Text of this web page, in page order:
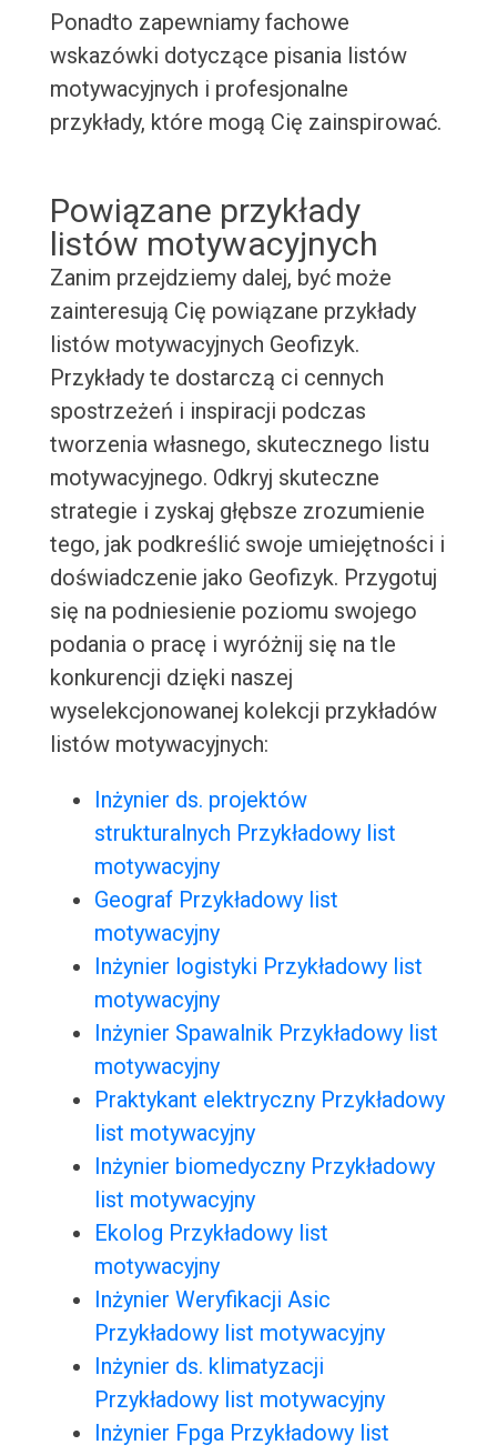
Ponadto zapewniamy fachowe
wskazówki dotyczące pisania listów
motywacyjnych i profesjonalne
przykłady, które mogą Cię zainspirować.
Powiązane przykłady
listów motywacyjnych
Zanim przejdziemy dalej, być może
zainteresują Cię powiązane przykłady
listów motywacyjnych Geofizyk.
Przykłady te dostarczą ci cennych
spostrzeżeń i inspiracji podczas
tworzenia własnego, skutecznego listu
motywacyjnego. Odkryj skuteczne
strategie i zyskaj głębsze zrozumienie
tego, jak podkreślić swoje umiejętności i
doświadczenie jako Geofizyk. Przygotuj
się na podniesienie poziomu swojego
podania o pracę i wyróżnij się na tle
konkurencji dzięki naszej
wyselekcjonowanej kolekcji przykładów
listów motywacyjnych:
Inżynier ds. projektów
strukturalnych Przykładowy list
motywacyjny
Geograf Przykładowy list
motywacyjny
Inżynier logistyki Przykładowy list
motywacyjny
Inżynier Spawalnik Przykładowy list
motywacyjny
Praktykant elektryczny Przykładowy
list motywacyjny
Inżynier biomedyczny Przykładowy
list motywacyjny
Ekolog Przykładowy list
motywacyjny
Inżynier Weryfikacji Asic
Przykładowy list motywacyjny
Inżynier ds. klimatyzacji
Przykładowy list motywacyjny
Inżynier Fpga Przykładowy list